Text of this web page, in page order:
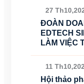
27
ĐOÀN
EDTECH
LÀM VIỆC
11
Hội thảo